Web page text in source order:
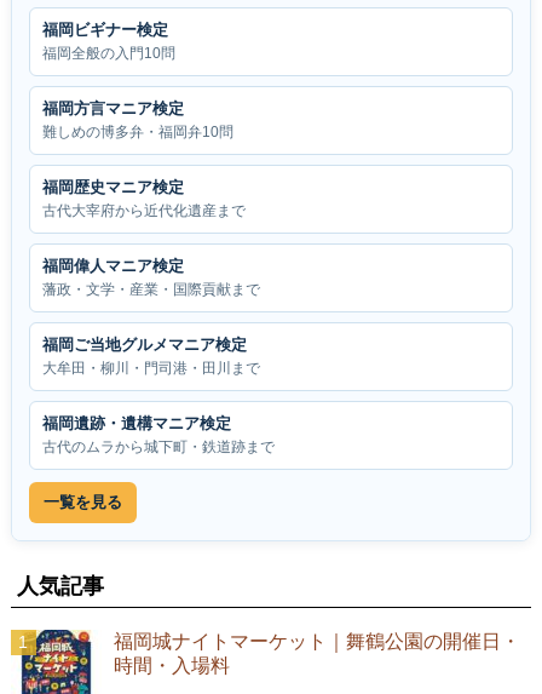
福岡ビギナー検定
福岡全般の入門10問
福岡方言マニア検定
難しめの博多弁・福岡弁10問
福岡歴史マニア検定
古代大宰府から近代化遺産まで
福岡偉人マニア検定
藩政・文学・産業・国際貢献まで
福岡ご当地グルメマニア検定
大牟田・柳川・門司港・田川まで
福岡遺跡・遺構マニア検定
古代のムラから城下町・鉄道跡まで
一覧を見る
人気記事
福岡城ナイトマーケット｜舞鶴公園の開催日・
時間・入場料